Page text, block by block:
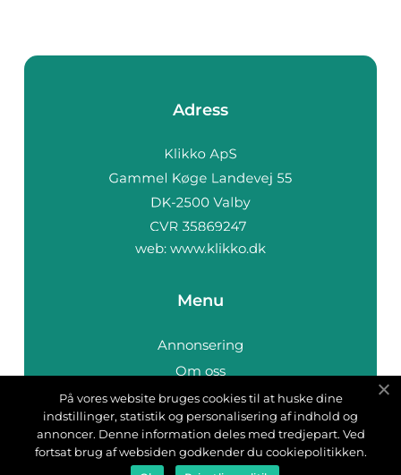
Adress
web: www.klikko.dk
Menu
Annonsering
Om oss
Cookies
Kontakta oss
Sitemap
På vores website bruges cookies til at huske dine
indstillinger, statistik og personalisering af indhold og
annoncer. Denne information deles med tredjepart. Ved
fortsat brug af websiden godkender du cookiepolitikken.